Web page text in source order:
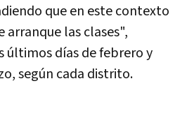
que en este contexto
arranque las clases",
últimos días de febrero y
según cada distrito.